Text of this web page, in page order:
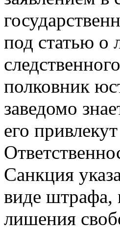
под статью о
полковник
заведомо
его
Санкция
виде штрафа,
лишения